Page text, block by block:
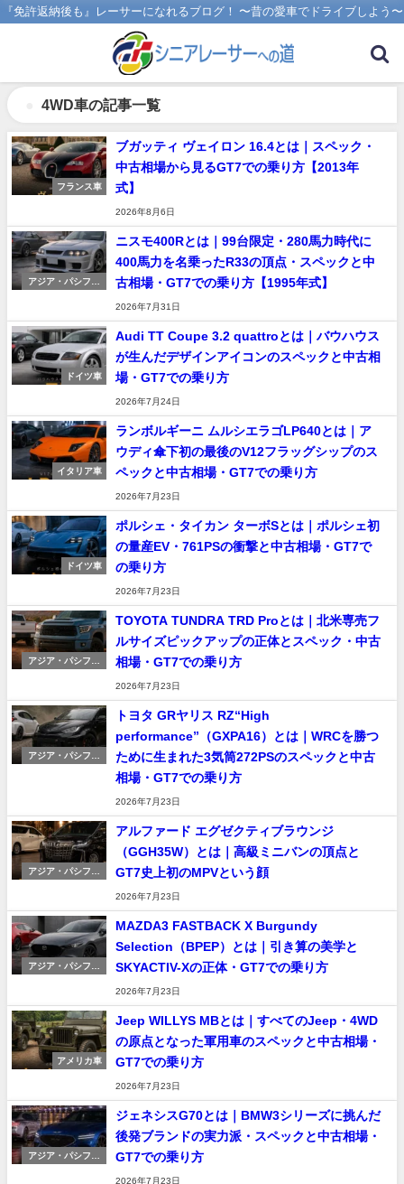
『免許返納後も』レーサーになれるブログ！ 〜昔の愛車でドライブしよう〜
4WD車の記事一覧
フランス車
ブガッティ ヴェイロン 16.4とは｜スペック・
中古相場から見るGT7での乗り方【2013年
式】
2026年8月6日
アジア・パシフィ
ニスモ400Rとは｜99台限定・280馬力時代に
400馬力を名乗ったR33の頂点・スペックと中
古相場・GT7での乗り方【1995年式】
2026年7月31日
ドイツ車
Audi TT Coupe 3.2 quattroとは｜バウハウス
が生んだデザインアイコンのスペックと中古相
場・GT7での乗り方
2026年7月24日
イタリア車
ランボルギーニ ムルシエラゴLP640とは｜ア
ウディ傘下初の最後のV12フラッグシップのス
ペックと中古相場・GT7での乗り方
2026年7月23日
ドイツ車
ポルシェ・タイカン ターボSとは｜ポルシェ初
の量産EV・761PSの衝撃と中古相場・GT7で
の乗り方
2026年7月23日
アジア・パシフィ
TOYOTA TUNDRA TRD Proとは｜北米専売フ
ルサイズピックアップの正体とスペック・中古
相場・GT7での乗り方
2026年7月23日
アジア・パシフィ
トヨタ GRヤリス RZ“High
performance”（GXPA16）とは｜WRCを勝つ
ために生まれた3気筒272PSのスペックと中古
相場・GT7での乗り方
2026年7月23日
アジア・パシフィ
アルファード エグゼクティブラウンジ
（GGH35W）とは｜高級ミニバンの頂点と
GT7史上初のMPVという顔
2026年7月23日
アジア・パシフィ
MAZDA3 FASTBACK X Burgundy
Selection（BPEP）とは｜引き算の美学と
SKYACTIV-Xの正体・GT7での乗り方
2026年7月23日
アメリカ車
Jeep WILLYS MBとは｜すべてのJeep・4WD
の原点となった軍用車のスペックと中古相場・
GT7での乗り方
2026年7月23日
アジア・パシフィ
ジェネシスG70とは｜BMW3シリーズに挑んだ
後発ブランドの実力派・スペックと中古相場・
GT7での乗り方
2026年7月23日